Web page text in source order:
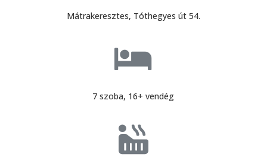
Mátrakeresztes, Tóthegyes út 54.

7 szoba, 16+ vendég
